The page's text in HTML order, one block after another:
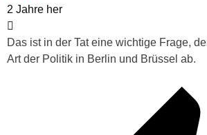
2 Jahre her
Das ist in der Tat eine wichtige Frage,
Art der Politik in Berlin und Brüssel ab.